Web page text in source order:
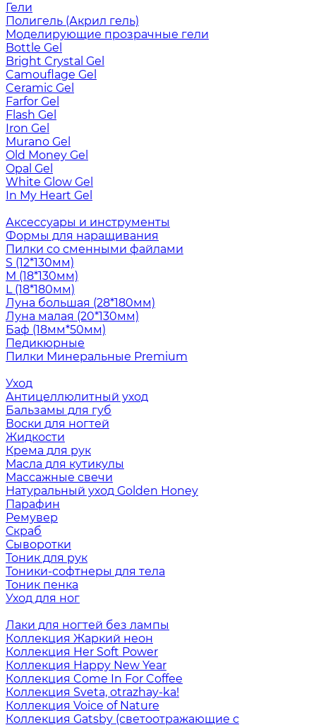
Гели
Полигель (Акрил гель)
Моделирующие прозрачные гели
Bottle Gel
Bright Crystal Gel
Camouflage Gel
Ceramic Gel
Farfor Gel
Flash Gel
Iron Gel
Murano Gel
Old Money Gel
Opal Gel
White Glow Gel
In My Heart Gel
Аксессуары и инструменты
Формы для наращивания
Пилки со сменными файлами
S (12*130мм)
M (18*130мм)
L (18*180мм)
Луна большая (28*180мм)
Луна малая (20*130мм)
Баф (18мм*50мм)
Педикюрные
Пилки Минеральные Premium
Уход
Антицеллюлитный уход
Бальзамы для губ
Воски для ногтей
Жидкости
Крема для рук
Масла для кутикулы
Массажные свечи
Натуральный уход Golden Honey
Парафин
Ремувер
Скраб
Сыворотки
Тоник для рук
Тоники-софтнеры для тела
Тоник пенка
Уход для ног
Лаки для ногтей без лампы
Коллекция Жаркий неон
Коллекция Her Soft Power
Коллекция Happy New Year
Коллекция Come In For Coffee
Коллекция Sveta, otrazhay-ka!
Коллекция Voice of Nature
Коллекция Gatsby (светоотражающие с